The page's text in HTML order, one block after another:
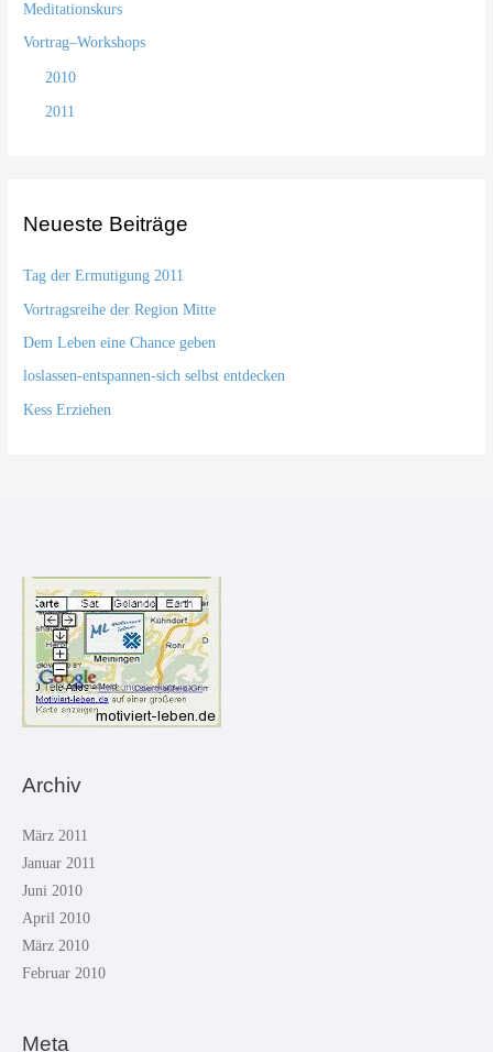
Meditationskurs
Vortrag–Workshops
2010
2011
Neueste Beiträge
Tag der Ermutigung 2011
Vortragsreihe der Region Mitte
Dem Leben eine Chance geben
loslassen-entspannen-sich selbst entdecken
Kess Erziehen
Archiv
März 2011
Januar 2011
Juni 2010
April 2010
März 2010
Februar 2010
Meta